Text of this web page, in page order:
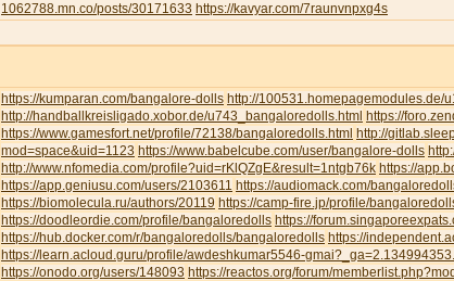
1062788.mn.co/posts/30171633 https://kavyar.com/7raunvnpxg4s
https://kumparan.com/bangalore-dolls http://100531.homepagemodules.de/
http://handballkreisligado.xobor.de/u743_bangaloredolls.html https://
https://www.gamesfort.net/profile/72138/bangaloredolls.html http://
mod=space&uid=1123 https://www.babelcube.com/user/bangalore-dolls
http://www.nfomedia.com/profile?uid=rKlQZgE&result=1ntgb76k https://
https://app.geniusu.com/users/2103611 https://audiomack.com/
https://biomolecula.ru/authors/20119 https://camp-fire.jp/profile/
https://doodleordie.com/profile/bangaloredolls https://
https://hub.docker.com/r/bangaloredolls/bangaloredolls https://
https://learn.acloud.guru/profile/awdeshkumar5546-
https://onodo.org/users/148093 https://reactos.org/forum/